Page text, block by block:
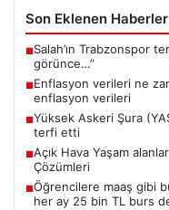
Son Eklenen Haberler
■Salah’ın Trabzonspor
görünce…”
■Enflasyon verileri ne
enflasyon verileri
■Yüksek Askeri Şura
terfi etti
■Açık Hava Yaşam
Çözümleri
■Öğrencilere maaş gibi
her ay 25 bin TL burs